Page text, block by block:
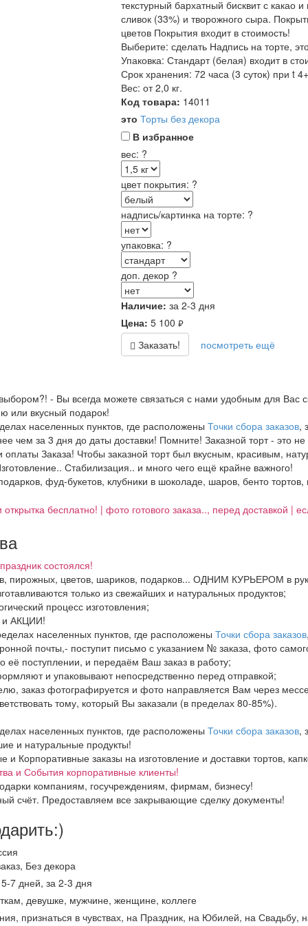
текстурный бархатный бисквит с
сливок (33%) и творожного сыра.
цветов Покрытия входит в стоимость!
Выберите: сделать Надпись на торте,
Упаковка: Стандарт (белая) входит в
Срок хранения: 72 часа (3 суток) при t
Вес: от 2,0 кг.
Код товара: 14011
это Торты без декора
В избранное
вес: ?
цвет покрытия: ?
надпись/картинка на торте: ?
упаковка: ?
доп. декор ?
Наличие: за 2-3 дня
Цена: 5 100 руб.
Заказать! посмотреть ещё
- Вы всегда можете связаться с нами удобным для Вас
или вкусный подарок!
населенных пунктов, где расположены Точки сбора заказов,
чем за 3 дня до даты доставки! Помните! Заказной торт - это
Заказа! Чтобы заказной торт был вкусным, красивым,
Стабилизация.. и много чего ещё крайне важного!
фуд-букетов, клубники в шоколаде, шаров, бенто тортов,
бесплатно! | фото готового заказа.., перед доставкой |
состоялся!
пирожных, цветов, шариков, подарков... ОДНИМ КУРЬЕРОМ в
только из свежайших и натуральных продуктов;
процесс изготовления;
и АКЦИИ!
населенных пунктов, где расположены Точки сбора заказов
почты,- поступит письмо с указанием № заказа, фото
поступлении, и передаём Ваш заказ в работу;
и упаковывают непосредственно перед отправкой;
заказ фотографируется и фото направляется Вам через
тому, который Вы заказали (в пределах 80-85%).
населенных пунктов, где расположены Точки сбора заказов,
и натуральные продукты!
Корпоративные заказы на изготовление и доставки тортов,
и События корпоративные клиенты!
компаниям, госучреждениям, фирмам, бизнесу!
счёт. Предоставляем все закрывающие сделку документы!
Без декора
7 дней, за 2-3 дня
девушке, мужчине, женщине, коллеге
признаться в чувствах, на Праздник, на Юбилей, на